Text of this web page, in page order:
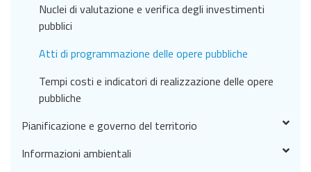
Nuclei di valutazione e verifica degli investimenti
pubblici
Atti di programmazione delle opere pubbliche
Tempi costi e indicatori di realizzazione delle opere
pubbliche
Pianificazione e governo del territorio
Informazioni ambientali